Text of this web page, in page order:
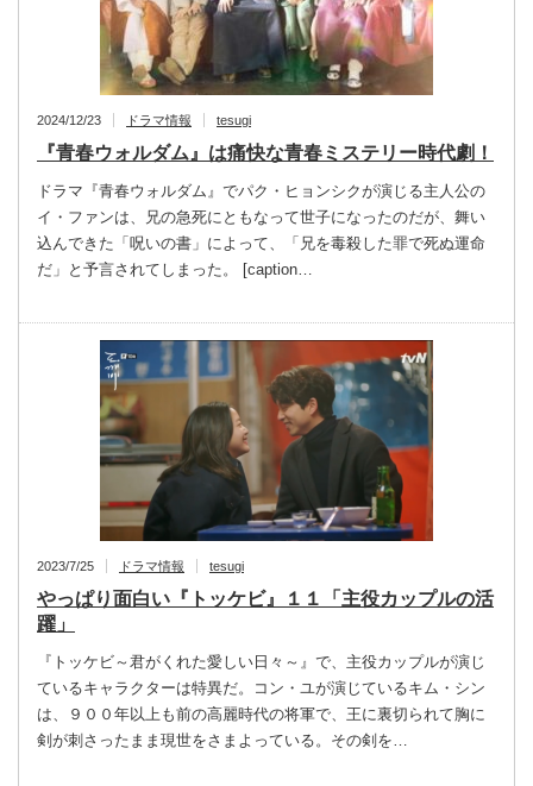
2024/12/23 ドラマ情報 tesugi
『青春ウォルダム』は痛快な青春ミステリー時代劇！
ドラマ『青春ウォルダム』でパク・ヒョンシクが演じる主人公の
イ・ファンは、兄の急死にともなって世子になったのだが、舞い
込んできた「呪いの書」によって、「兄を毒殺した罪で死ぬ運命
だ」と予言されてしまった。 [caption…
2023/7/25 ドラマ情報 tesugi
やっぱり面白い『トッケビ』１１「主役カップルの活
躍」
『トッケビ～君がくれた愛しい日々～』で、主役カップルが演じ
ているキャラクターは特異だ。コン・ユが演じているキム・シン
は、９００年以上も前の高麗時代の将軍で、王に裏切られて胸に
剣が刺さったまま現世をさまよっている。その剣を…